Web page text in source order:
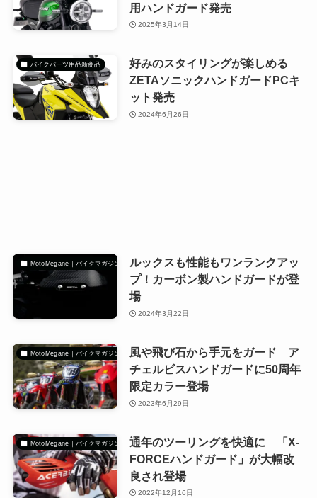
用ハンドガード発売
2025年3月14日
バイクパーツ用品新商品
好みのスタイリングが楽しめる
ZETAソニックハンドガードPCキ
ット発売
2024年6月26日
MotoMegane｜バイクマガジン
ルックスも性能もワンランクアッ
プ！カーボン製ハンドガードが登
場
2024年3月22日
MotoMegane｜バイクマガジン
風や飛び石から手元をガード ア
チェルビスハンドガードに50周年
限定カラー登場
2023年6月29日
MotoMegane｜バイクマガジン
通年のツーリングを快適に 「X-
FORCEハンドガード」が大幅改
良され登場
2022年12月16日